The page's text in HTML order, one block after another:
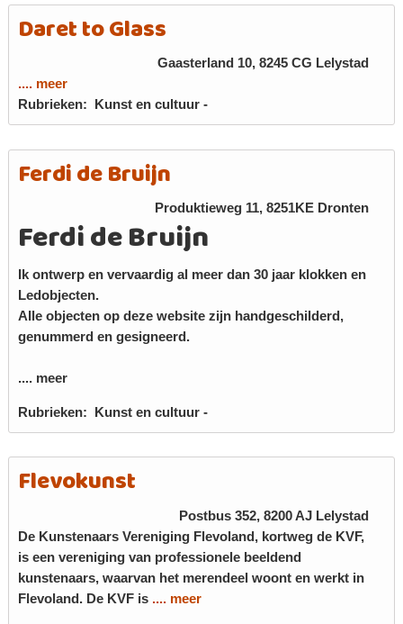
Daret to Glass
Gaasterland 10, 8245 CG Lelystad
.... meer
Rubrieken:
Kunst en cultuur -
Ferdi de Bruijn
Produktieweg 11, 8251KE Dronten
Ferdi de Bruijn
Ik ontwerp en vervaardig al meer dan 30 jaar klokken en
Ledobjecten.
Alle objecten op deze website zijn handgeschilderd,
genummerd en gesigneerd.
.... meer
Rubrieken: Kunst en cultuur -
Flevokunst
Postbus 352, 8200 AJ Lelystad
De Kunstenaars Vereniging Flevoland, kortweg de KVF,
is een vereniging van professionele beeldend
kunstenaars, waarvan het merendeel woont en werkt in
Flevoland. De KVF is .... meer